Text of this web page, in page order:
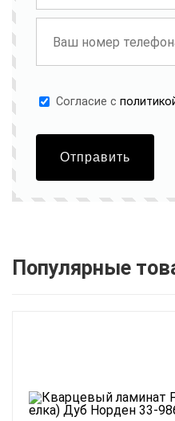
Cогласие с
Отправить
Популярные